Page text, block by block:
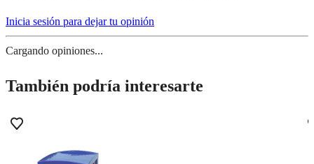
Inicia sesión para dejar tu opinión
Cargando opiniones...
También podría interesarte